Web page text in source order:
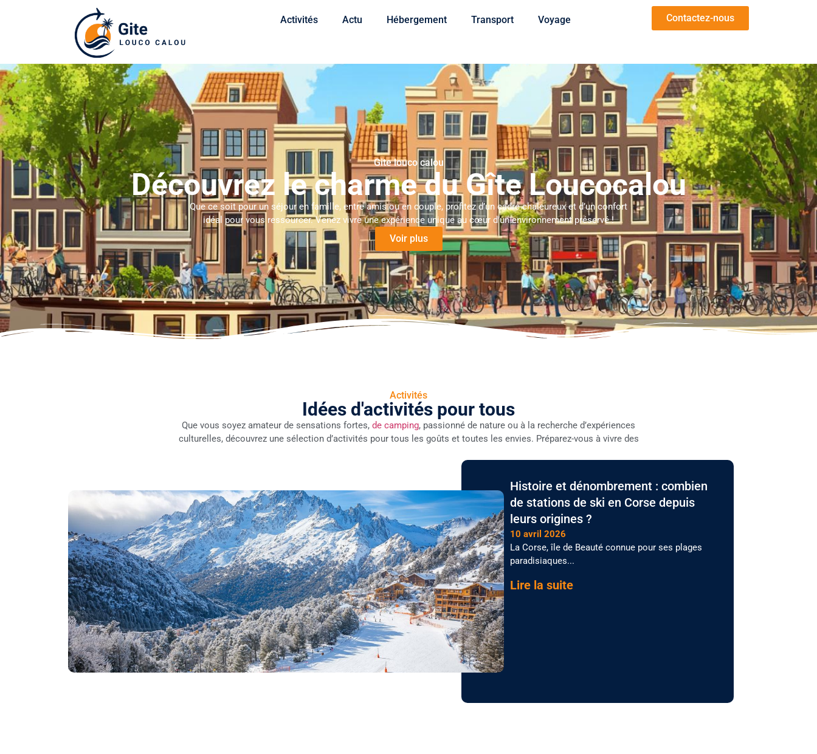
Activités Actu Hébergement Transport Voyage Contactez-nous
Gite louco calou
Découvrez le charme du Gîte Loucocalou
Que ce soit pour un séjour en famille, entre amis ou en couple, profitez d’un cadre chaleureux et d’un confort
idéal pour vous ressourcer. Venez vivre une expérience unique au cœur d’un environnement préservé !
Voir plus
Activités
Idées d'activités pour tous
Que vous soyez amateur de sensations fortes, de camping, passionné de nature ou à la recherche d’expériences
culturelles, découvrez une sélection d’activités pour tous les goûts et toutes les envies. Préparez-vous à vivre des
Histoire et dénombrement : combien
de stations de ski en Corse depuis
leurs origines ?
10 avril 2026
La Corse, île de Beauté connue pour ses plages
paradisiaques...
Lire la suite